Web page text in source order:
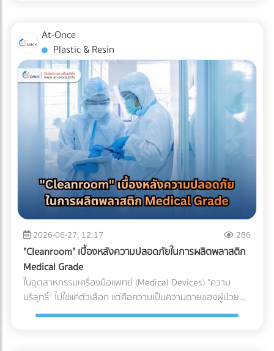
ตั้งแต่แรกหลายเท่าตัว เลือกระบบกันซึมดาดฟ้าอย่างไรให้จบ
ปัญหา? ก่อนที่จะเริ่มงานตกแต่ง (Finishing) พื้นผิวดาดฟ้า คุณ
ควรลงทุนกับการทำ ระบบกันซึม (Waterproofing System) ที่มี
คุณภาพ โดยประเภทที่นิยมใช้สำหรับดาดฟ้ามีดังนี้: อะคริลิกกัน
ซึม (Acrylic Waterproof): เหมาะสำหรับดาดฟ้าทั่วไปที่มีการ
สัญจรไม่หนักมาก มีความยืดหยุ่น ทนทานต่อรังสียูวี และช่วย
สะท้อนความร้อนได้ดี โพลียูรีเทนกันซึม (PU Waterproof): เหมาะ
สำหรับพื้นที่ที่มีน้ำขัง หรือดาดฟ้าที่ต้องการปูพื้นกระเบื้อง/ไม้
เทียมทับ มีความยืดหยุ่นสูงมาก ทนต่อรอยแตกร้าวของอาคารได้
ดีเยี่ยม ป้องกันน้ำซึมผ่านได้ 100% บทสรุป การรีโนเวทดาดฟ้าให้
เป็น Rooftop ที่สวยงามและสร้างกำไรให้ธุรกิจ เป็นไอเดียที่ยอด
เยี่ยม แต่รากฐานที่สำคัญที่สุดของความสวยงามนั้นคือ "ความ
ปลอดภัยและโครงสร้างที่ปกป้องอาคารได้" การให้ความสำคัญกับ
ระบบกันซึม ตั้งแต่ขั้นตอนแรกของการออกแบบ คือการปกป้อง
เงินลงทุนก้อนใหญ่ของคุณ ให้คุณดำเนินธุรกิจได้อย่างสบายใจ
ไม่ต้องหวาดผวาทุกครั้งที่เมฆฝนตั้งเค้ามาอีกต่อไป
ต้องการเดินหน้าเรื่อง Eco-packaging ในอุตสาหกรรมอาหารแช่
แข็ง นี่คือทางออกที่แบรนด์ชั้นนำระดับโลกกำลังปรับใช้: 1. เปลี่ยน
ผ่านสู่ Mono-material PE (พลาสติกชนิดเดียวที่เกิดมาเพื่อ
ความเย็น) วงการอุตสาหกรรมอาหารแช่แข็งในปี 2026 กำลังมุ่ง
หน้าไปที่โครงสร้าง Mono-material PE (Polyethylene) คือการ
ใช้พลาสติกตระกูล PE ทั้งหมดมาทำเป็นถุง เนื่องจาก PE มีจุด
เด่นเรื่องการทนความเย็นจัดได้ดี ไม่กรอบแตก และที่สำคัญคือ
สามารถนำไปรีไซเคิลเข้าสู่ระบบเศรษฐกิจหมุนเวียน (Circular
Economy) ได้ 100% ตอบโจทย์กฎหมายต่างประเทศได้ทันที 2.
ใช้เทคโนโลยี MDO-PE อัปเกรดความเหนียวและป้องกันรอยเจาะ
ทะลุ เพื่อแก้ปัญหาเรื่องความแข็งแรง โรงงานบรรจุภัณฑ์ยุคใหม่จะ
ใช้เทคโนโลยี MDO (Machine Direction Orientation) ในการยืด
(Puncture Resistance) จากมุมแหลมของอาหารแช่แข็ง เช่น
กระดูกหมู กุ้ง หรือเกล็ดน้ำแข็งได้ดีเทียบเท่าการใช้ไนลอนแบบ
ดั้งเดิม 3. กลยุทธ์ Downgauging (รีดความหนา ลดต้นทุน ลด
คาร์บอน) แนวทางรักษ์โลกที่โรงงานทำได้ทันทีโดยไม่ต้องเสี่ยง
เปลี่ยนวัสดุ คือการลดความหนาของฟิล์ม (Downgauging) การ
ใช้เม็ดพลาสติกเกรดพิเศษช่วยให้โรงงานผลิตฟิล์มที่บางลง (เช่น
ลดจาก 100 ไมครอน เหลือ 80 ไมครอน) แต่ยังคงความเหนียว
จริง โลกของการค้าระหว่างประเทศถูกผูกมัดด้วยกฎหมายและข้อ
บังคับที่ซับซ้อน การพยายามประหยัดงบหลักพันในการจ้างผู้
เชี่ยวชาญ อาจนำไปสู่ "ต้นทุนแฝงและค่าปรับหลักล้าน" ที่สามารถ
ทำให้ธุรกิจสะดุดจนถึงขั้นวิกฤตได้ นี่คือบทเรียนราคาแพงและ
ความเสี่ยงระดับโครงสร้าง ที่ธุรกิจต้องแบกรับเมื่อตัดสินใจ
จัดการเอกสารและพิกัดศุลกากรด้วยตัวเอง 3 สิ่งที่ไม่อยากให้เกิด
เมื่อการจัดการเอกสารศุลกากรผิดพลาด 1. การสำแดง "พิกัด
ศุลกากร (HS Code)" ผิดพลาด HS Code (Harmonized
System Code) คือรหัสตัวเลขสากลที่ใช้แยกประเภทสินค้าทั่วโลก
ซึ่งรหัสนี้จะเป็นตัวกำหนดอัตราภาษีนำเข้า-ส่งออกที่ธุรกิจต้อง
จ่าย การตีความ HS Code ไม่ใช่เรื่องตรงไปตรงมา สินค้าหนึ่งชิ้น
อาจเข้าข่ายพิกัดได้หลายหมวดหมู่ขึ้นอยู่กับวัสดุหรือการใช้งาน
(เช่น ชิ้นส่วนพลาสติกทั่วไป vs. ชิ้นส่วนพลาสติกสำหรับเครื่อง
มือแพทย์) หากระบุพิกัดผิด (สำแดงภาษีต่ำกว่าความเป็นจริง): แม้
จะเกิดจากความไม่รู้ แต่ในมุมของศุลกากรจะถือเป็นการ "หลีก
เลี่ยงภาษี" ธุรกิจอาจโดนกักตู้สินค้า (Customs Hold) โดนยึด
ของ และถูกเรียกเก็บภาษีย้อนหลังพร้อมค่าปรับที่สูงกว่ามูลค่า
สินค้าหลายเท่าตัว ซึ่งศุลกากรมีสิทธิ์ตรวจสอบย้อนหลังได้สูงสุด
ถึง 10 ปี หากระบุพิกัดผิด (สำแดงภาษีสูงเกินจริง): ธุรกิจจะต้อง
จ่ายภาษีแพงกว่าที่ควรจะเป็น ทำให้ต้นทุนสินค้าสูงขึ้นและสูญเสีย
At-Once
Plastic & Resin
2026-06-27, 12:17 286
"Cleanroom" เบื้องหลังความปลอดภัยในการผลิตพลาสติก
Medical Grade
ในอุตสาหกรรมเครื่องมือแพทย์ (Medical Devices) "ความ
บริสุทธิ์" ไม่ใช่แค่ตัวเลือก แต่คือความเป็นความตายของผู้ป่วย
แม้ว่านักวิศวกรรมวัสดุจะสามารถคิดค้นเม็ดพลาสติกเกรด